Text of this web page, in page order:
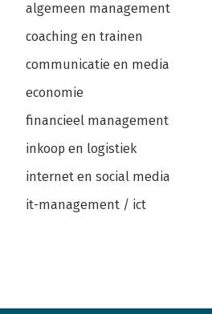
algemeen management
coaching en trainen
communicatie en media
economie
financieel management
inkoop en logistiek
internet en social media
it-management / ict